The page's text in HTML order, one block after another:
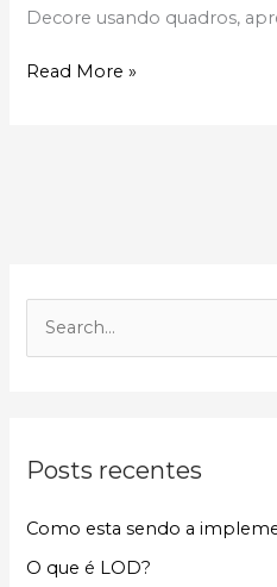
Decore usando quadros,
Read More »
u
s
a
Posts recentes
Como esta sendo a
O que é LOD?